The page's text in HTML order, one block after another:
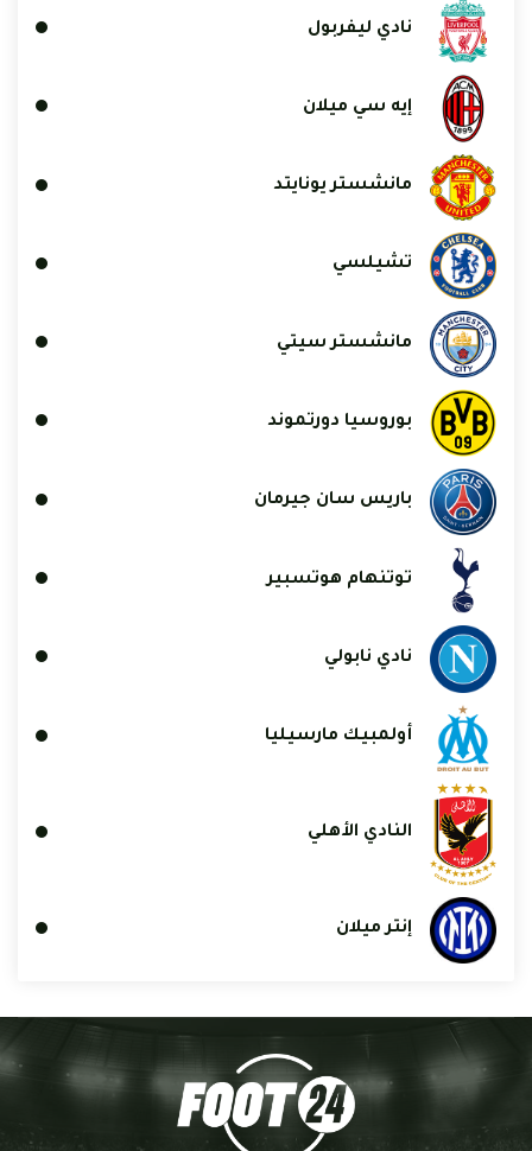
نادي ليفربول
إيه سي ميلان
مانشستر يونايتد
تشيلسي
مانشستر سيتي
بوروسيا دورتموند
باريس سان جيرمان
توتنهام هوتسبير
نادي نابولي
أولمبيك مارسيليا
النادي الأهلي
إنتر ميلان